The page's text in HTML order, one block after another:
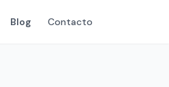
Blog Contacto